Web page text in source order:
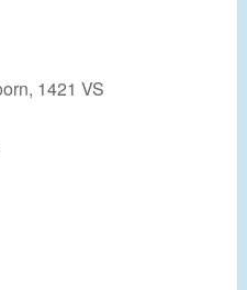
1421 VS